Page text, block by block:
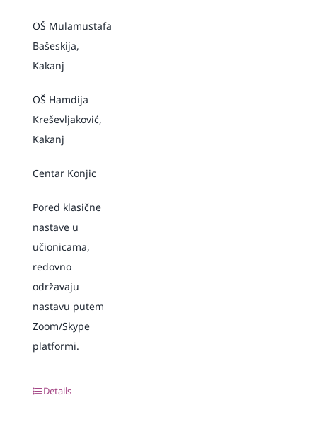
OŠ Mulamustafa
Bašeskija,
Kakanj
OŠ Hamdija
Kreševljaković,
Kakanj
Centar Konjic
Pored klasične
nastave u
učionicama,
redovno
održavaju
nastavu putem
Zoom/Skype
platformi.
Details